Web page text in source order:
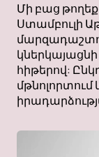
Մի բաց
Ստամբուլի
կներկայացնի
հիթերով: